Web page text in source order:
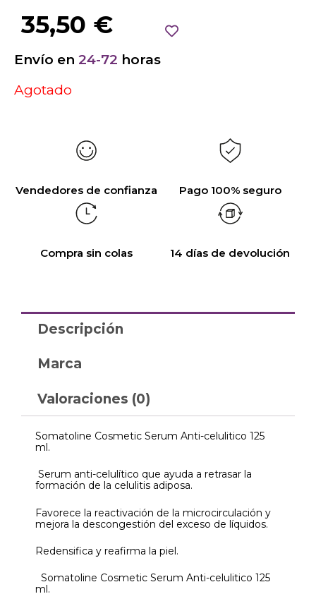
35,50 €
Envío en 24-72 horas
Agotado
Vendedores de confianza Pago 100% seguro
Compra sin colas 14 días de devolución
Descripción
Marca
Valoraciones (0)
Somatoline Cosmetic Serum Anti-celulitico 125
ml.
Serum anti-celulítico que ayuda a retrasar la
formación de la celulitis adiposa.
Favorece la reactivación de la microcirculación y
mejora la descongestión del exceso de líquidos.
Redensifica y reafirma la piel.
Somatoline Cosmetic Serum Anti-celulitico 125
ml.